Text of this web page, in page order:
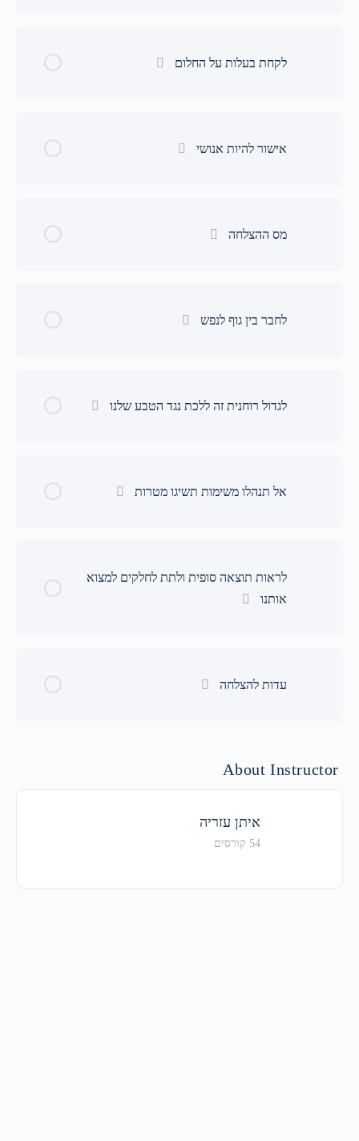
לקחת בעלות על החלום
אישור להיות אנושי
מס ההצלחה
לחבר בין גוף לנפש
לגדול רוחנית זה ללכת נגד הטבע שלנו
אל תנהלו משימות תשיגו מטרות
לראות תוצאה סופית ולתת לחלקים למצוא
אותנו
עדות להצלחה
About Instructor
איתן עזריה
54 קורסים